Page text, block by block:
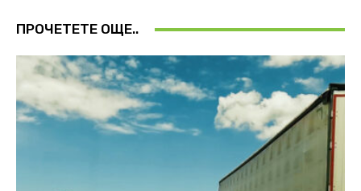
ПРОЧЕТЕТЕ ОЩЕ..